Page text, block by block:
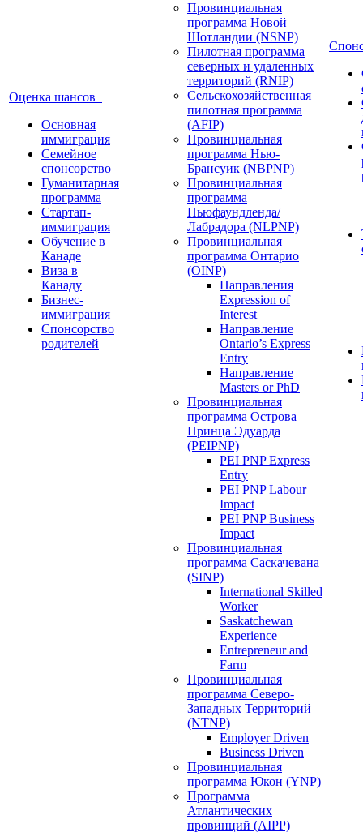
Оценка шансов
Основная
иммиграция
Семейное
спонсорство
Гуманитарная
программа
Стартап-
иммиграция
Обучение в
Канаде
Виза в
Канаду
Бизнес-
иммиграция
Спонсорство
родителей
Провинциальная
программа Новой
Шотландии (NSNP)
Пилотная программа
северных и удаленных
территорий (RNIP)
Сельскохозяйственная
пилотная программа
(AFIP)
Провинциальная
программа Нью-
Брансуик (NBPNP)
Провинциальная
программа
Ньюфаундленда/
Лабрадора (NLPNP)
Провинциальная
программа Онтарио
(OINP)
Направления
Expression of
Interest
Направление
Ontario’s Express
Entry
Направление
Masters or PhD
Провинциальная
программа Острова
Принца Эдуарда
(PEIPNP)
PEI PNP Express
Entry
PEI PNP Labour
Impact
PEI PNP Business
Impact
Провинциальная
программа Саскачевана
(SINP)
International Skilled
Worker
Saskatchewan
Experience
Entrepreneur and
Farm
Провинциальная
программа Северо-
Западных Территорий
(NTNP)
Employer Driven
Business Driven
Провинциальная
программа Юкон (YNP)
Программа
Атлантических
провинций (AIPP)